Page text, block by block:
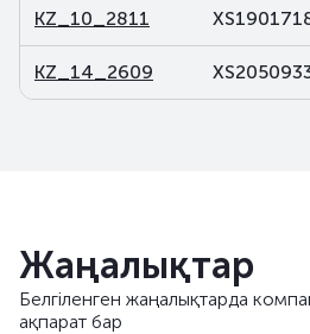
KZ_10_2811
KZ_14_2609
Жаңалықтар
Белгіленген жаңалықтарда
ақпарат бар